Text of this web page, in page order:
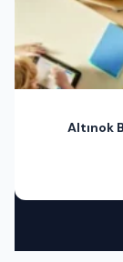
Altınok